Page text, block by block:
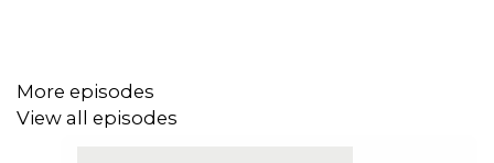
More episodes
View all episodes